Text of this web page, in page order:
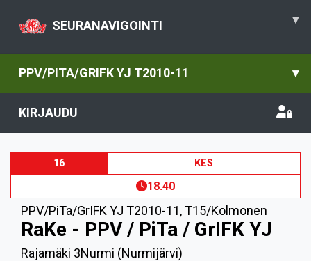
SEURANAVIGOINTI ▾
PPV/PITA/GRIFK YJ T2010-11 ▾
KIRJAUDU
16 KES
18.40
PPV/PiTa/GrIFK YJ T2010-11,T15/Kolmonen
RaKe - PPV / PiTa / GrIFK YJ
Rajamäki 3Nurmi (Nurmijärvi)